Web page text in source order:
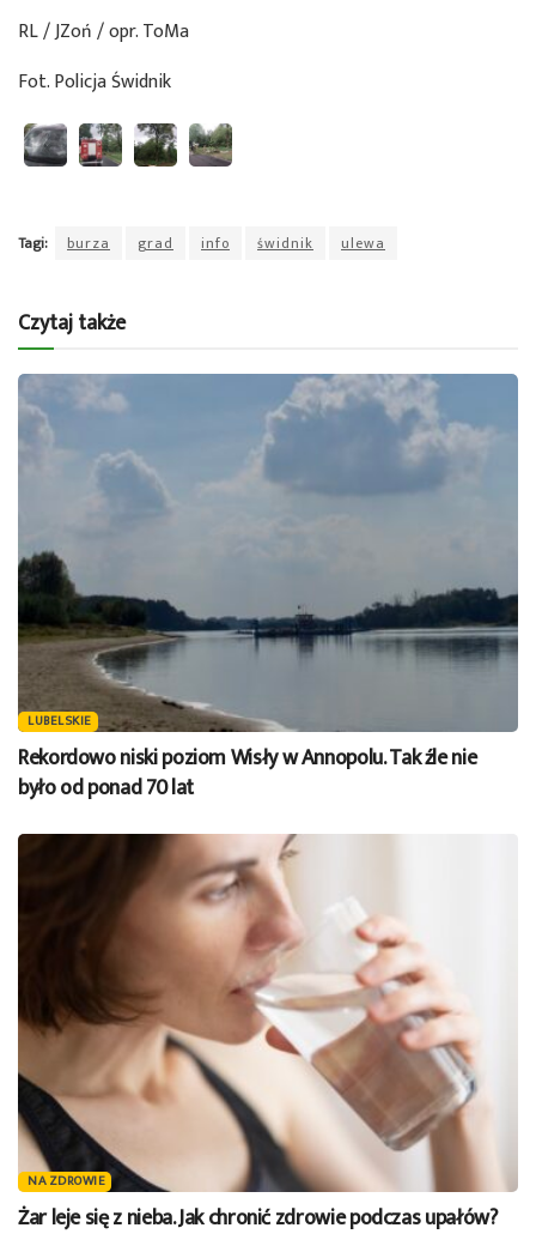
RL / JZoń / opr. ToMa
Fot. Policja Świdnik
Tagi: burza grad info świdnik ulewa
Czytaj także
LUBELSKIE
Rekordowo niski poziom Wisły w Annopolu. Tak źle nie
było od ponad 70 lat
NA ZDROWIE
Żar leje się z nieba. Jak chronić zdrowie podczas upałów?